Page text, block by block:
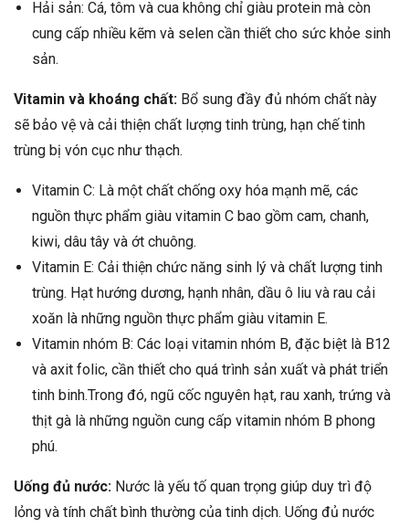
Hải sản: Cá, tôm và cua không chỉ giàu protein mà còn
cung cấp nhiều kẽm và selen cần thiết cho sức khỏe sinh
sản.
Vitamin và khoáng chất: Bổ sung đầy đủ nhóm chất này
sẽ bảo vệ và cải thiện chất lượng tinh trùng, hạn chế tinh
trùng bị vón cục như thạch.
Vitamin C: Là một chất chống oxy hóa mạnh mẽ, các
nguồn thực phẩm giàu vitamin C bao gồm cam, chanh,
kiwi, dâu tây và ớt chuông.
Vitamin E: Cải thiện chức năng sinh lý và chất lượng tinh
trùng. Hạt hướng dương, hạnh nhân, dầu ô liu và rau cải
xoăn là những nguồn thực phẩm giàu vitamin E.
Vitamin nhóm B: Các loại vitamin nhóm B, đặc biệt là B12
và axit folic, cần thiết cho quá trình sản xuất và phát triển
tinh binh.Trong đó, ngũ cốc nguyên hạt, rau xanh, trứng và
thịt gà là những nguồn cung cấp vitamin nhóm B phong
phú.
Uống đủ nước: Nước là yếu tố quan trọng giúp duy trì độ
lỏng và tính chất bình thường của tinh dịch. Uống đủ nước